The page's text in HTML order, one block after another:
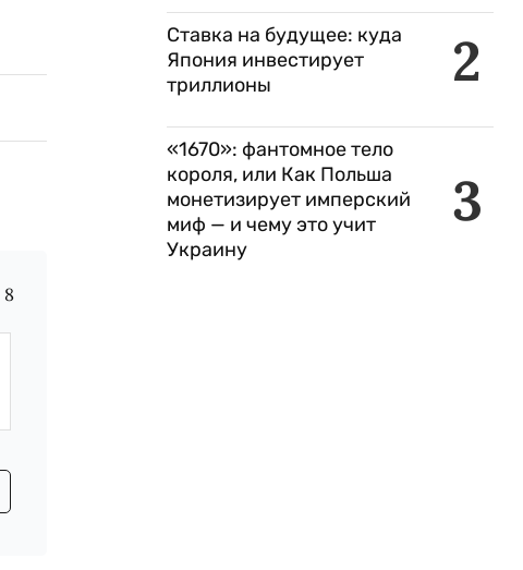
8
2
Ставка на будущее: куда
Япония инвестирует
триллионы
3
«1670»: фантомное тело
короля, или Как Польша
монетизирует имперский
миф — и чему это учит
Украину